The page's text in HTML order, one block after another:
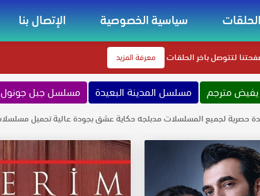
سياسية الخصوصية الإتصال بنا
لتتوصل باخر الحلقات معرفة المزيد
مترجم مسلسل المدينة البعيدة مسلسل جبل جونول